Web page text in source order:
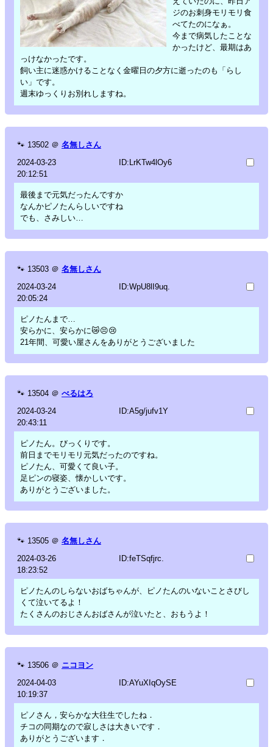
ジのお刺身モリモリ食
べてたのになぁ。
今まで病気したことな
かったけど、最期はあ
っけなかったです。
飼い主に迷惑かけることなく金曜日の夕方に逝ったのも「らし
い」です。
週末ゆっくりお別れしますね。
🐾 13502 ＠ 名無しさん
2024-03-23
20:12:51
ID:LrKTw4lOy6
最後まで元気だったんですか
なんかピノたんらしいですね
でも、さみしい…
🐾 13503 ＠ 名無しさん
2024-03-24
20:05:24
ID:WpU8lI9uq.
ピノたんまで…
安らかに、安らかに😿😣😢
21年間、可愛い屋さんをありがとうございました
🐾 13504 ＠ べるはろ
2024-03-24
20:43:11
ID:A5g/jufv1Y
ピノたん。びっくりです。
前日までモリモリ元気だったのですね。
ピノたん、可愛くて良い子。
足ピンの寝姿、懐かしいです。
ありがとうございました。
🐾 13505 ＠ 名無しさん
2024-03-26
18:23:52
ID:feTSqfjrc.
ピノたんのしらないおばちゃんが、ピノたんのいないことさびし
くて泣いてるよ！
たくさんのおじさんおばさんが泣いたと、おもうよ！
🐾 13506 ＠ ニコヨン
2024-04-03
10:19:37
ID:AYuXIqOySE
ピノさん，安らかな大往生でしたね．
チコの同期なので寂しさは大きいです．
ありがとうございます．